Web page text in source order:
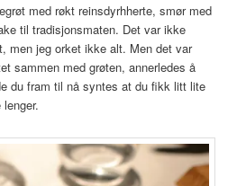
med røkt reinsdyrhherte, smør med
til tradisjonsmaten. Det var ikke
men jeg orket ikke alt. Men det var
sammen med grøten, annerledes å
du fram til nå syntes at du fikk litt lite